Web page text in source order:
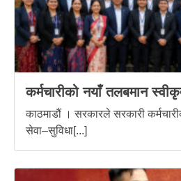
कर्मचारीको नयाँ तलबमान
काठमाडौं । सरकारले सरकारी
सेवा–सुविधा[...]